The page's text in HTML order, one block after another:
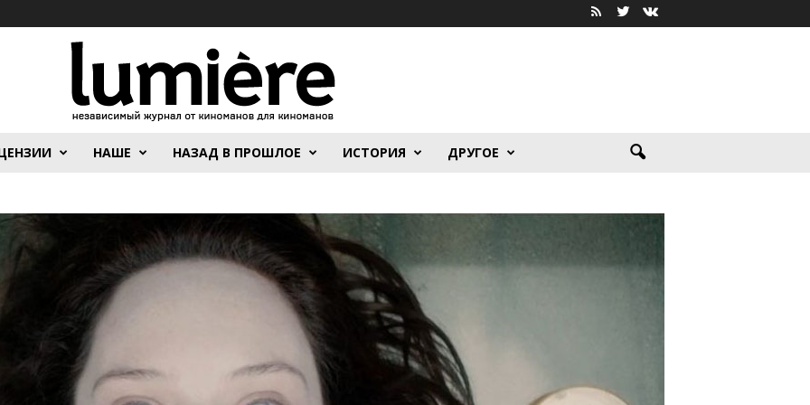
НАШЕ НАЗАД В ПРОШЛОЕ ИСТОРИЯ ДРУГОЕ